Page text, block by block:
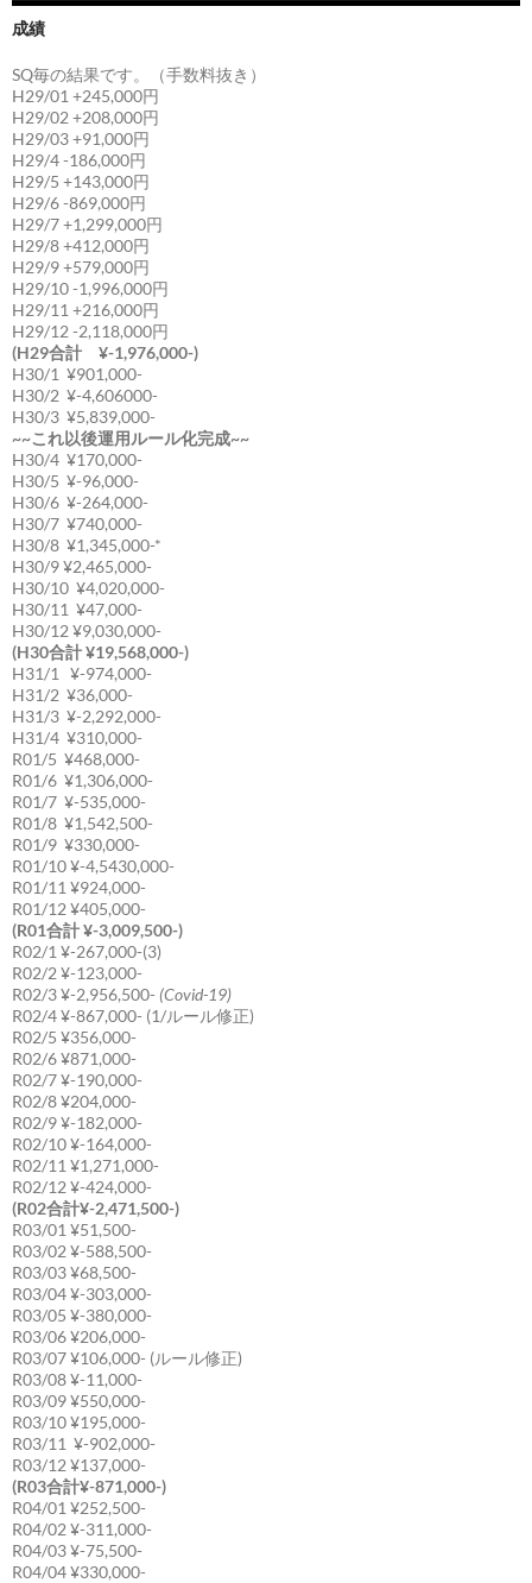
成績
SQ毎の結果です。（手数料抜き）
H29/01 +245,000円
H29/02 +208,000円
H29/03 +91,000円
H29/4 -186,000円
H29/5 +143,000円
H29/6 -869,000円
H29/7 +1,299,000円
H29/8 +412,000円
H29/9 +579,000円
H29/10 -1,996,000円
H29/11 +216,000円
H29/12 -2,118,000円
(H29合計 ¥-1,976,000-)
H30/1 ¥901,000-
H30/2 ¥-4,606000-
H30/3 ¥5,839,000-
~~これ以後運用ルール化完成~~
H30/4 ¥170,000-
H30/5 ¥-96,000-
H30/6 ¥-264,000-
H30/7 ¥740,000-
H30/8 ¥1,345,000-*
H30/9 ¥2,465,000-
H30/10 ¥4,020,000-
H30/11 ¥47,000-
H30/12 ¥9,030,000-
(H30合計 ¥19,568,000-)
H31/1 ¥-974,000-
H31/2 ¥36,000-
H31/3 ¥-2,292,000-
H31/4 ¥310,000-
R01/5 ¥468,000-
R01/6 ¥1,306,000-
R01/7 ¥-535,000-
R01/8 ¥1,542,500-
R01/9 ¥330,000-
R01/10 ¥-4,5430,000-
R01/11 ¥924,000-
R01/12 ¥405,000-
(R01合計 ¥-3,009,500-)
R02/1 ¥-267,000-(3)
R02/2 ¥-123,000-
R02/3 ¥-2,956,500- (Covid-19)
R02/4 ¥-867,000- (1/ルール修正)
R02/5 ¥356,000-
R02/6 ¥871,000-
R02/7 ¥-190,000-
R02/8 ¥204,000-
R02/9 ¥-182,000-
R02/10 ¥-164,000-
R02/11 ¥1,271,000-
R02/12 ¥-424,000-
(R02合計¥-2,471,500-)
R03/01 ¥51,500-
R03/02 ¥-588,500-
R03/03 ¥68,500-
R03/04 ¥-303,000-
R03/05 ¥-380,000-
R03/06 ¥206,000-
R03/07 ¥106,000- (ルール修正)
R03/08 ¥-11,000-
R03/09 ¥550,000-
R03/10 ¥195,000-
R03/11 ¥-902,000-
R03/12 ¥137,000-
(R03合計¥-871,000-)
R04/01 ¥252,500-
R04/02 ¥-311,000-
R04/03 ¥-75,500-
R04/04 ¥330,000-